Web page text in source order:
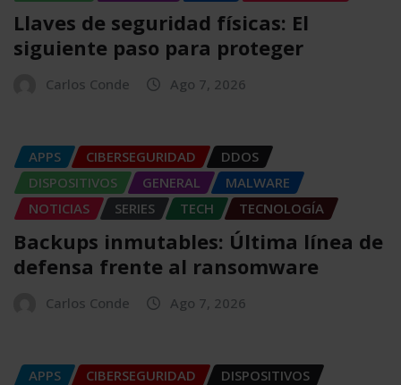
Llaves de seguridad físicas: El
siguiente paso para proteger
Carlos Conde Ago 7, 2026
APPS CIBERSEGURIDAD
DDOS
DISPOSITIVOS
GENERAL
MALWARE
NOTICIAS
SERIES TECH TECNOLOGÍA
Backups inmutables: Última línea de
defensa frente al ransomware
Carlos Conde Ago 7, 2026
APPS CIBERSEGURIDAD
DISPOSITIVOS